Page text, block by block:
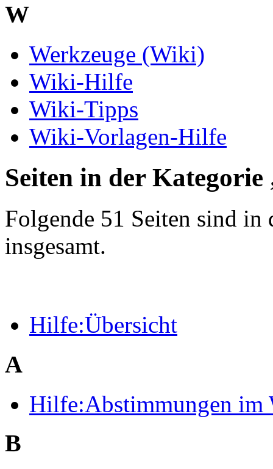
W
Werkzeuge (Wiki)
Wiki-Hilfe
Wiki-Tipps
Wiki-Vorlagen-Hilfe
Seiten in der
Folgende 51 Seiten sind
insgesamt.
Hilfe:Übersicht
A
Hilfe:Abstimmungen im
B